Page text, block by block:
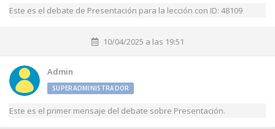
Este es el debate de Presentación para la lección con ID: 48109
10/04/2025 a las 19:51
Admin
SUPERADMINISTRADOR
Este es el primer mensaje del debate sobre Presentación.